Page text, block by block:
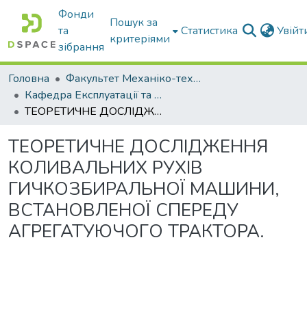
Фонди
та
зібрання
Пошук за
критеріями
Статистика
Головна
Факультет Механіко-технологічний
Кафедра Експлуатації та технічного сервісу машин
ТЕОРЕТИЧНЕ ДОСЛІДЖЕННЯ КОЛИВАЛЬНИХ РУХІВ ГИЧКОЗБИРАЛЬНОЇ МАШИНИ, ВСТАНОВЛЕНОЇ СПЕРЕДУ АГРЕГАТУЮЧОГО ТРАКТОРА.
ТЕОРЕТИЧНЕ ДОСЛІДЖЕННЯ
КОЛИВАЛЬНИХ РУХІВ
ГИЧКОЗБИРАЛЬНОЇ МАШИНИ,
ВСТАНОВЛЕНОЇ СПЕРЕДУ
АГРЕГАТУЮЧОГО ТРАКТОРА.